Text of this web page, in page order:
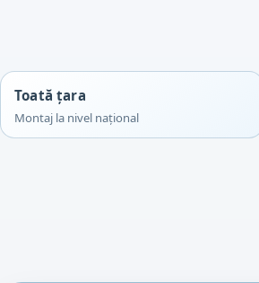
Toată țara
Montaj la nivel național